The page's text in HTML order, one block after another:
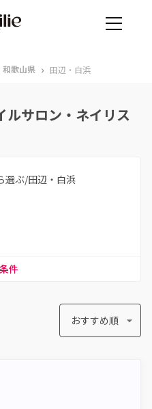
和歌山県 › 田辺・白浜
ルサロン・ネイリス
選ぶ/田辺・白浜
件
おすすめ順